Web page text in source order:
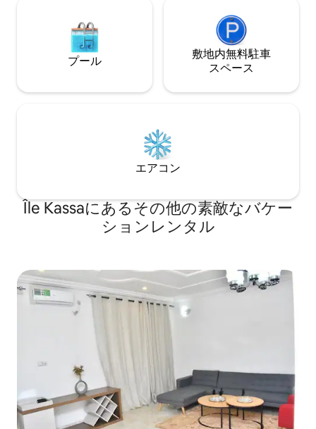
プール
敷地内無料駐⁠車
ス⁠ペ⁠ー⁠ス
エアコン
Île Kassaにあるその他の素敵なバケー
ションレンタル